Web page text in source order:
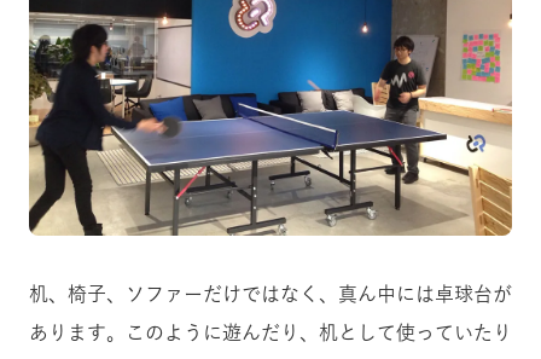
机、椅子、ソファーだけではなく、真ん中には卓球台が
あります。このように遊んだり、机として使っていたり